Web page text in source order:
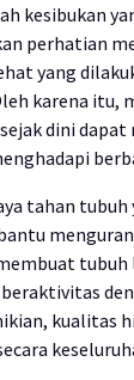
kesibukan
perhatian
yang
karena itu,
dini
tahan
tubuh
kualitas